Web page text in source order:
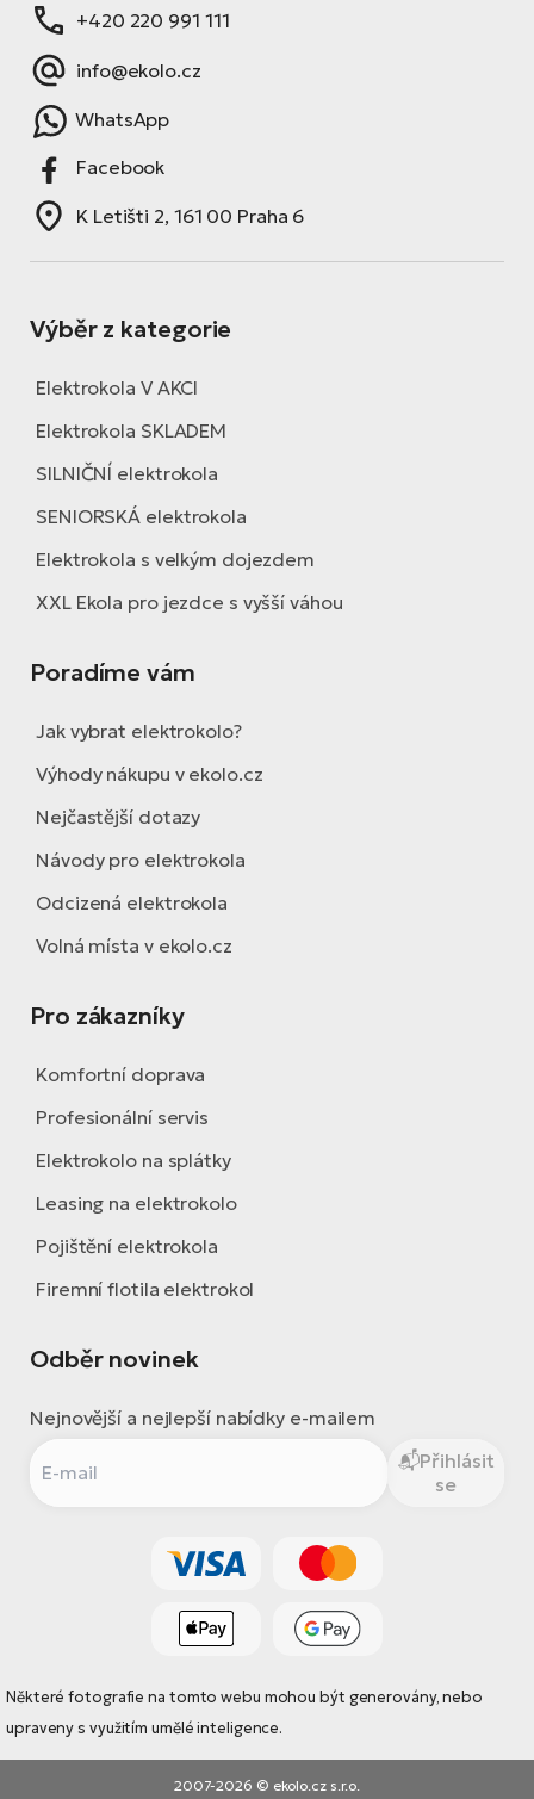
+420 220 991 111
info@ekolo.cz
WhatsApp
Facebook
K Letišti 2, 161 00 Praha 6
Výběr z kategorie
Elektrokola V AKCI
Elektrokola SKLADEM
SILNIČNÍ elektrokola
SENIORSKÁ elektrokola
Elektrokola s velkým dojezdem
XXL Ekola pro jezdce s vyšší váhou
Poradíme vám
Jak vybrat elektrokolo?
Výhody nákupu v ekolo.cz
Nejčastější dotazy
Návody pro elektrokola
Odcizená elektrokola
Volná místa v ekolo.cz
Pro zákazníky
Komfortní doprava
Profesionální servis
Elektrokolo na splátky
Leasing na elektrokolo
Pojištění elektrokola
Firemní flotila elektrokol
Odběr novinek
Nejnovější a nejlepší nabídky e-mailem
Přihlásit
se
Některé fotografie na tomto webu mohou být generovány, nebo
upraveny s využitím umělé inteligence.
2007-2026 © ekolo.cz s.r.o.